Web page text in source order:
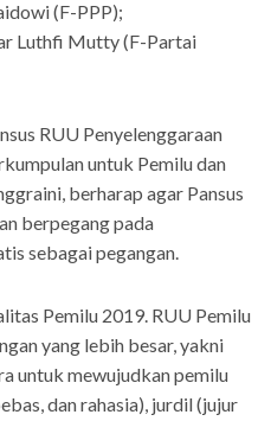
(F-PPP);
Luthfi Mutty (F-Partai
RUU Penyelenggaraan
untuk Pemilu dan
berharap agar Pansus
berpegang pada
sebagai pegangan.
Pemilu 2019. RUU Pemilu
yang lebih besar, yakni
untuk mewujudkan pemilu
dan rahasia), jurdil (jujur